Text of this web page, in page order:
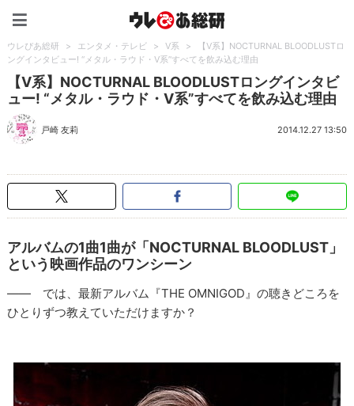
ウレぴあ総研 > エンタメ・テレビ > V系 >
【V系】NOCTURNAL BLOODLUSTロ
ングインタビュー! “メタル・ラウド・V系”すべてを飲み込む理由
【V系】NOCTURNAL BLOODLUSTロングインタビ
ュー! “メタル・ラウド・V系”すべてを飲み込む理由
戸崎 友莉 2014.12.27 13:50
アルバムの1曲1曲が「NOCTURNAL BLOODLUST」
という映画作品のワンシーン
―― では、最新アルバム『THE OMNIGOD』の聴きどころを
ひとりずつ教えていただけますか？